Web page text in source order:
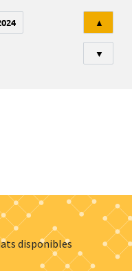
▲
▼
disponibles